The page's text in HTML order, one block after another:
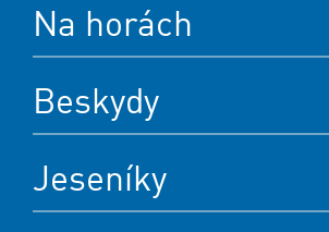
Na horách
Beskydy
Jeseníky